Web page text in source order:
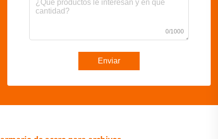
0/1000
Enviar